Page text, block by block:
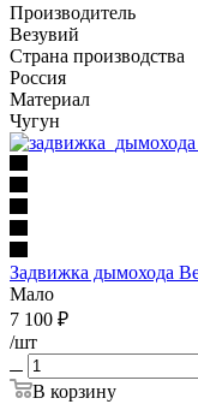
Производитель
Везувий
Страна производства
Россия
Материал
Чугун
Задвижка дымохода
Мало
7 100 ₽
/шт
В корзину